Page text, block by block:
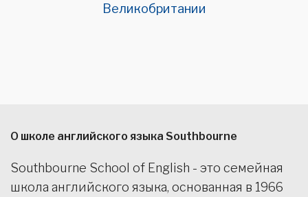
О школе английского языка Southbourne
Southbourne School of English - это семейная
школа английского языка, основанная в 1966